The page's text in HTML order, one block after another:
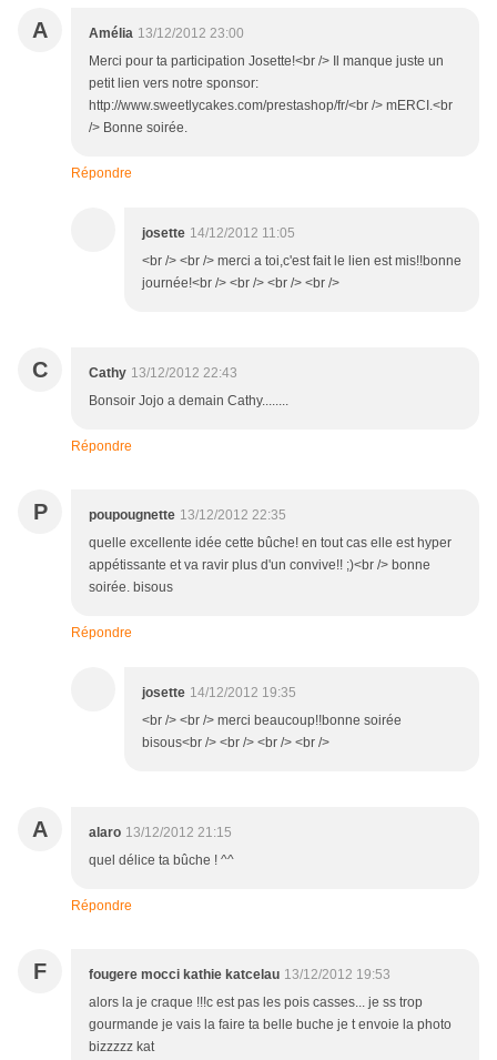
A Amélia 13/12/2012 23:00
Merci pour ta participation Josette!<br /> Il manque juste un
petit lien vers notre sponsor:
http://www.sweetlycakes.com/prestashop/fr/<br /> mERCI.<br
/> Bonne soirée.
Répondre
josette 14/12/2012 11:05
<br /> <br /> merci a toi,c'est fait le lien est mis!!bonne
journée!<br /> <br /> <br /> <br />
C Cathy 13/12/2012 22:43
Bonsoir Jojo a demain Cathy........
Répondre
P poupougnette 13/12/2012 22:35
quelle excellente idée cette bûche! en tout cas elle est hyper
appétissante et va ravir plus d'un convive!! ;)<br /> bonne
soirée. bisous
Répondre
josette 14/12/2012 19:35
<br /> <br /> merci beaucoup!!bonne soirée
bisous<br /> <br /> <br /> <br />
A alaro 13/12/2012 21:15
quel délice ta bûche ! ^^
Répondre
F fougere mocci kathie katcelau 13/12/2012 19:53
alors la je craque !!!c est pas les pois casses... je ss trop
gourmande je vais la faire ta belle buche je t envoie la photo
bizzzzz kat